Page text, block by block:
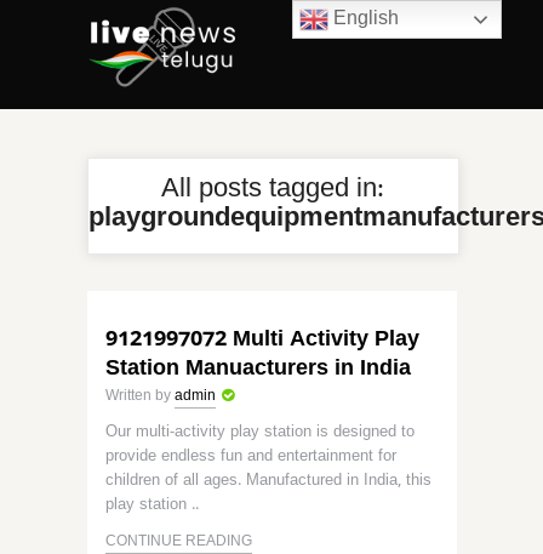
All posts tagged in:
9121997072 Multi Activity Play
Station Manuacturers in India
Written byadmin
Our multi-activity play station is designed to
provide endless fun and entertainment for
children of all ages. Manufactured in India, this
play station ..
CONTINUE READING
English